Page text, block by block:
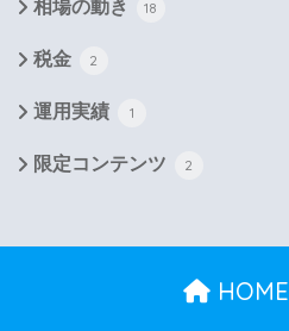
相場の動き 18
税金 2
運用実績 1
限定コンテンツ 2
HOME